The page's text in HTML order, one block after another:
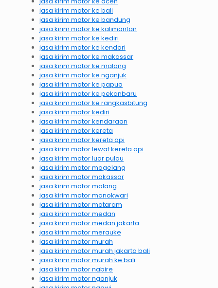
jasa kirim motor ke bali
jasa kirim motor ke bandung
jasa kirim motor ke kalimantan
jasa kirim motor ke kediri
jasa kirim motor ke kendari
jasa kirim motor ke makassar
jasa kirim motor ke malang
jasa kirim motor ke nganjuk
jasa kirim motor ke papua
jasa kirim motor ke pekanbaru
jasa kirim motor ke rangkasbitung
jasa kirim motor kediri
jasa kirim motor kendaraan
jasa kirim motor kereta
jasa kirim motor kereta api
jasa kirim motor lewat kereta api
jasa kirim motor luar pulau
jasa kirim motor magelang
jasa kirim motor makassar
jasa kirim motor malang
jasa kirim motor manokwari
jasa kirim motor mataram
jasa kirim motor medan
jasa kirim motor medan jakarta
jasa kirim motor merauke
jasa kirim motor murah
jasa kirim motor murah jakarta bali
jasa kirim motor murah ke bali
jasa kirim motor nabire
jasa kirim motor nganjuk